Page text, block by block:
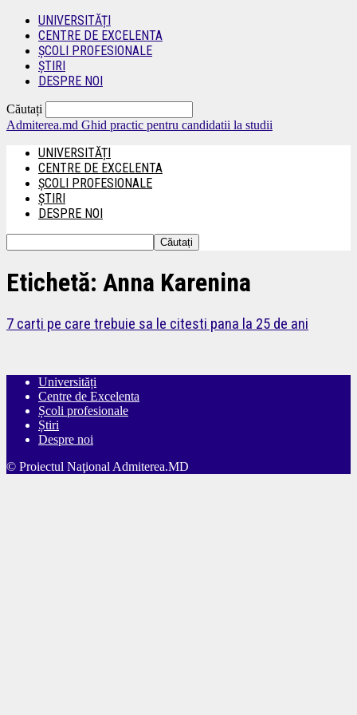
UNIVERSITĂȚI
CENTRE DE EXCELENTA
ȘCOLI PROFESIONALE
ȘTIRI
DESPRE NOI
Căutați
Admiterea.md Ghid practic pentru candidatii la studii
UNIVERSITĂȚI
CENTRE DE EXCELENTA
ȘCOLI PROFESIONALE
ȘTIRI
DESPRE NOI
Etichetă: Anna Karenina
7 carti pe care trebuie sa le citesti pana la 25 de ani
Universități
Centre de Excelenta
Școli profesionale
Știri
Despre noi
© Proiectul Naţional Admiterea.MD